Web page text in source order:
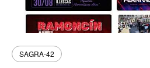
SAGRA-42